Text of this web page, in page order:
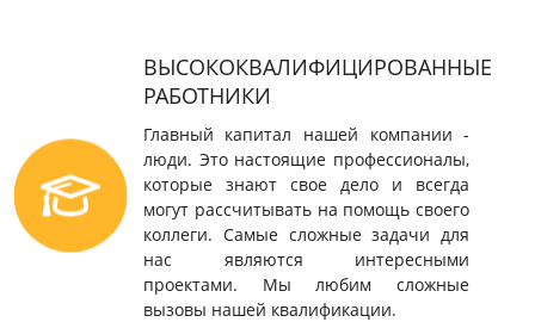
ВЫСОКОКВАЛИФИЦИРОВАННЫЕ
РАБОТНИКИ
Главный капитал нашей компании -
люди. Это настоящие профессионалы,
которые знают свое дело и всегда
могут рассчитывать на помощь своего
коллеги. Самые сложные задачи для
нас являются интересными
проектами. Мы любим сложные
вызовы нашей квалификации.